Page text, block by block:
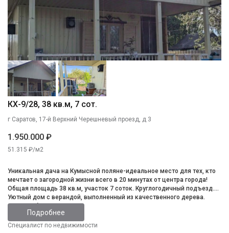
КХ-9/28, 38 кв.м, 7 сот.
г Саратов, 17-й Верхний Черешневый проезд, д 3
1.950.000 ₽
51.315 ₽/м2
Уникальная дача на Кумысной поляне-идеальное место для тех, кто
мечтает о загородной жизни всего в 20 минутах от центра города!
Общая площадь 38 кв.м, участок 7 соток. Круглогодичный подъезд.
Уютный дом с верандой, выполненный из качественного дерева.
Часть мебели остается. Вода из скважины. Свет круглогодично. На
участке предусмотрена уютная зона для шашлыка, где вы сможете
проводить время с семьей и друзьями. Также имеется летний душ
Подробнее
Специалист по недвижимости